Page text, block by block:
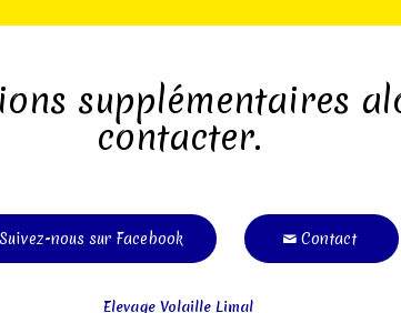
supplémentaires
contacter.
Suivez-nous sur Facebook Contact
Elevage Volaille Limal